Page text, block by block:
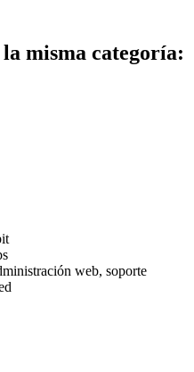
misma categoría:
web, soporte